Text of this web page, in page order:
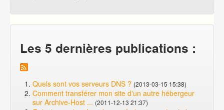
Les 5 dernières publications :
Quels sont vos serveurs DNS ? (2013-03-15 15:38)
Comment transférer mon site d'un autre hébergeur
sur Archive-Host ... (2011-12-13 21:37)